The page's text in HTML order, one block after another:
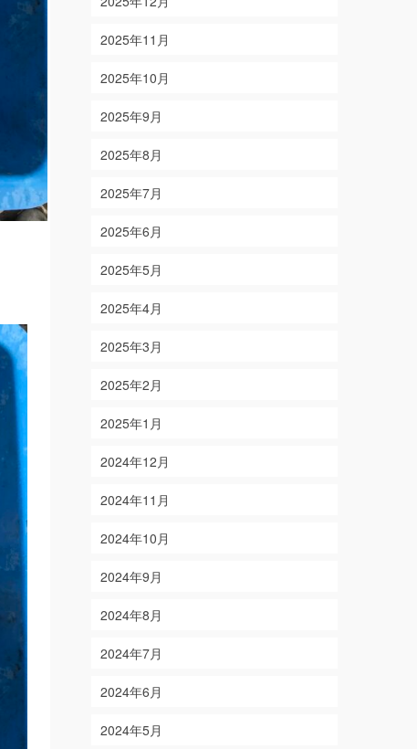
2025年11月
2025年10月
2025年9月
2025年8月
2025年7月
2025年6月
2025年5月
2025年4月
2025年3月
2025年2月
2025年1月
2024年12月
2024年11月
2024年10月
2024年9月
2024年8月
2024年7月
2024年6月
2024年5月